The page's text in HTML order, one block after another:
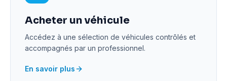
Acheter un véhicule
Accédez à une sélection de véhicules contrôlés et
accompagnés par un professionnel.
En savoir plus